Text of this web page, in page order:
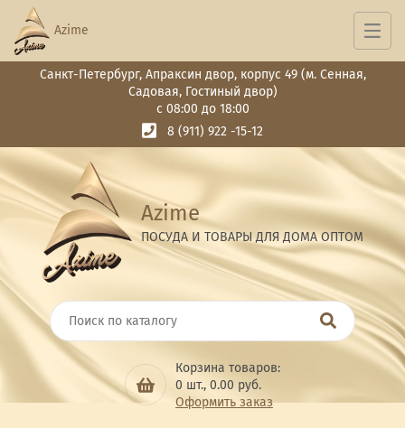
Санкт-Петербург, Апраксин двор, корпус 49 (м. Сенная,
Садовая, Гостиный двор)
с 08:00 до 18:00
8 (911) 922 -15-12
Azime
ПОСУДА И ТОВАРЫ ДЛЯ ДОМА ОПТОМ
Корзина товаров:
0 шт., 0.00 руб.
Оформить заказ
Azime